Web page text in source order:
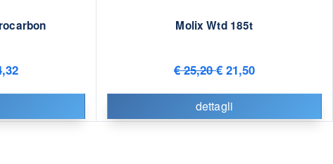
Molix Wtd 185t
€ 25,20€ 21,50
dettagli